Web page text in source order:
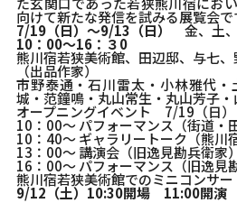
向けて新たな発信を試みる展覧会で
7/19（日）～9/13（日）金、土、
10：00～16：３0
熊川宿若狭美術館、田辺邸、与七、
（出品作家）
市野泰通・石川雷太・小林雅代
城・范鐘鳴・丸山常生・丸山芳子
オープニングイベント 7/19（日）
10：00～ パフォーマンス（街道・
10：40～ ギャラリートーク（熊川
13：00～ 講演会（旧逸見勘兵衛家
16：00～ パフォーマンス（旧逸見
熊川宿若狭美術館でのミニコンサー
9/12（土）10:30開場 11:00開演